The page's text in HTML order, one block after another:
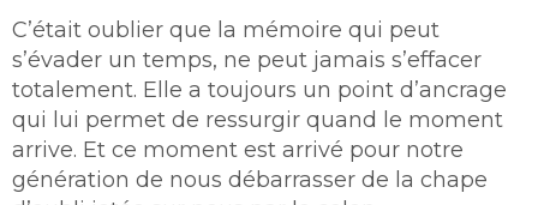
C’était oublier que la mémoire qui peut
s’évader un temps, ne peut jamais s’effacer
totalement. Elle a toujours un point d’ancrage
qui lui permet de ressurgir quand le moment
arrive. Et ce moment est arrivé pour notre
génération de nous débarrasser de la chape